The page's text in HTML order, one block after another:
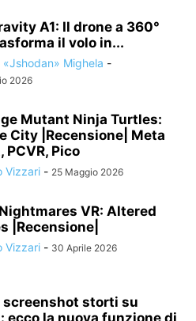
A1: Il drone a 360°
il volo in...
«Jshodan» Mighela -
2026
Mutant Ninja Turtles:
City |Recensione| Meta
PCVR, Pico
Vizzari - 25 Maggio 2026
VR: Altered
|Recensione|
Vizzari - 30 Aprile 2026
screenshot storti su